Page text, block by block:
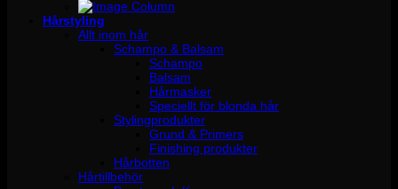
Hårstyling
Allt inom hår
Schampo & Balsam
Schampo
Balsam
Hårmasker
Speciellt för blonda hår
Stylingprodukter
Grund & Primers
Finishing produkter
Hårbotten
Hårtillbehör